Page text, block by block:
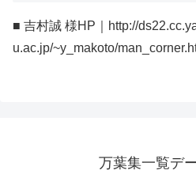
■ 吉村誠 様HP｜http://
u.ac.jp/~y_makoto/
万葉集一覧デ